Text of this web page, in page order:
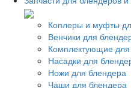
Коплеры и муфты
Венчики для
Комплектующие
Насадки для
Ножи для блендера
Чаши для блендера